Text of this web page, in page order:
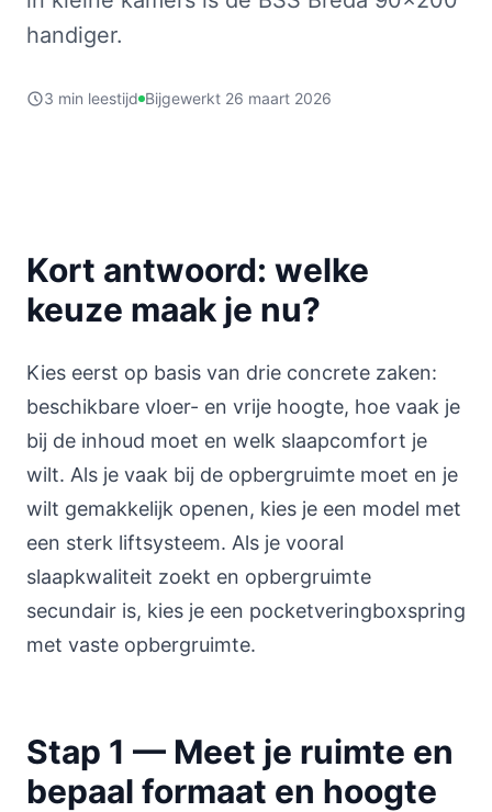
handiger.
3 min leestijd Bijgewerkt 26 maart 2026
Kort antwoord: welke
keuze maak je nu?
Kies eerst op basis van drie concrete zaken:
beschikbare vloer- en vrije hoogte, hoe vaak je
bij de inhoud moet en welk slaapcomfort je
wilt. Als je vaak bij de opbergruimte moet en je
wilt gemakkelijk openen, kies je een model met
een sterk liftsysteem. Als je vooral
slaapkwaliteit zoekt en opbergruimte
secundair is, kies je een pocketveringboxspring
met vaste opbergruimte.
Stap 1 — Meet je ruimte en
bepaal formaat en hoogte